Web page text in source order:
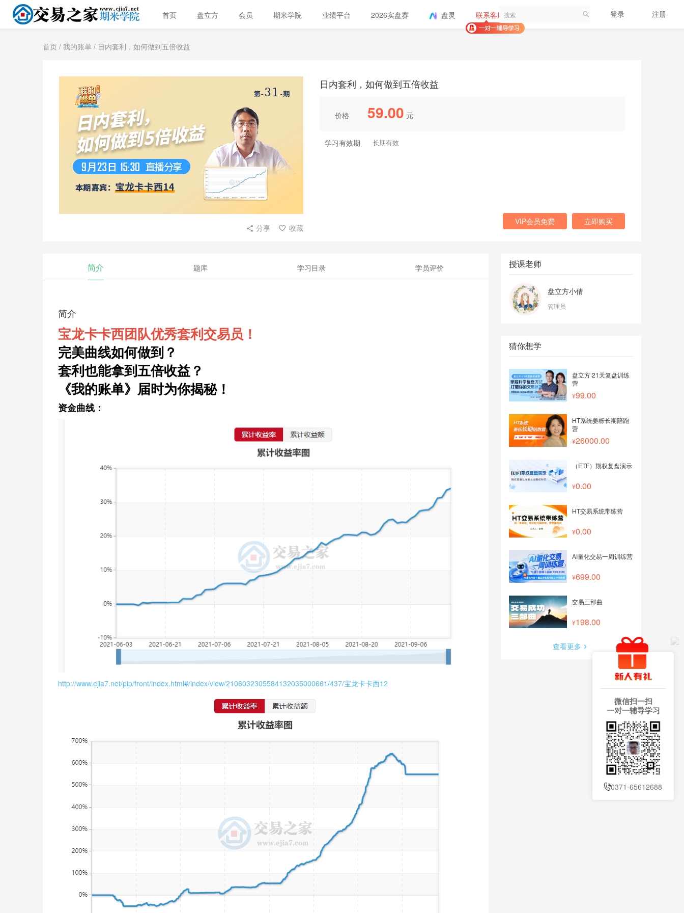
首页 盘立方 会员 期米学院 业绩平台 2026实盘赛 盘灵 联系客服 登录 注册
首页 / 我的账单 / 日内套利，如何做到五倍收益
分享 收藏
日内套利，如何做到五倍收益
价格 59.00 元
学习有效期 长期有效
立即购买
VIP会员免费
简介 题库 学习目录 学员评价
简介
宝龙卡卡西团队优秀套利交易员！
完美曲线如何做到？
套利也能拿到五倍收益？
《我的账单》届时为你揭秘！
资金曲线：
http://www.ejia7.net/pip/front/index.html#/index/view/2106032305584132035000661/437/宝龙卡卡西12
授课老师
盘立方小倩
管理员
猜你想学
盘立方·21天复盘训练
营
99.00
HT系统姜栎长期陪跑
营
26000.00
（ETF）期权复盘演示
0.00
HT交易系统带练营
0.00
AI量化交易一周训练营
699.00
交易三部曲
198.00
查看更多
微信扫一扫
一对一辅导学习
0371-65612688